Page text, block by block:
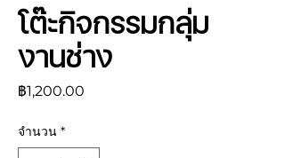
โต๊ะกิจกรรมกลุ่ม
งานช่าง
฿1,200.00
จำนวน *